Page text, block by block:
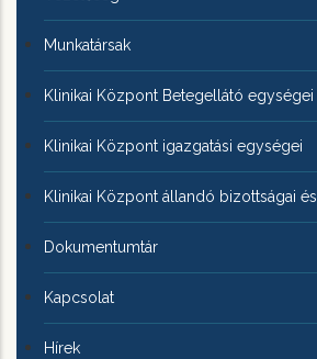
Munkatársak
Klinikai Központ Betegellátó egységei
Klinikai Központ igazgatási egységei
Klinikai Központ állandó bizottságai
Dokumentumtár
Kapcsolat
Hírek